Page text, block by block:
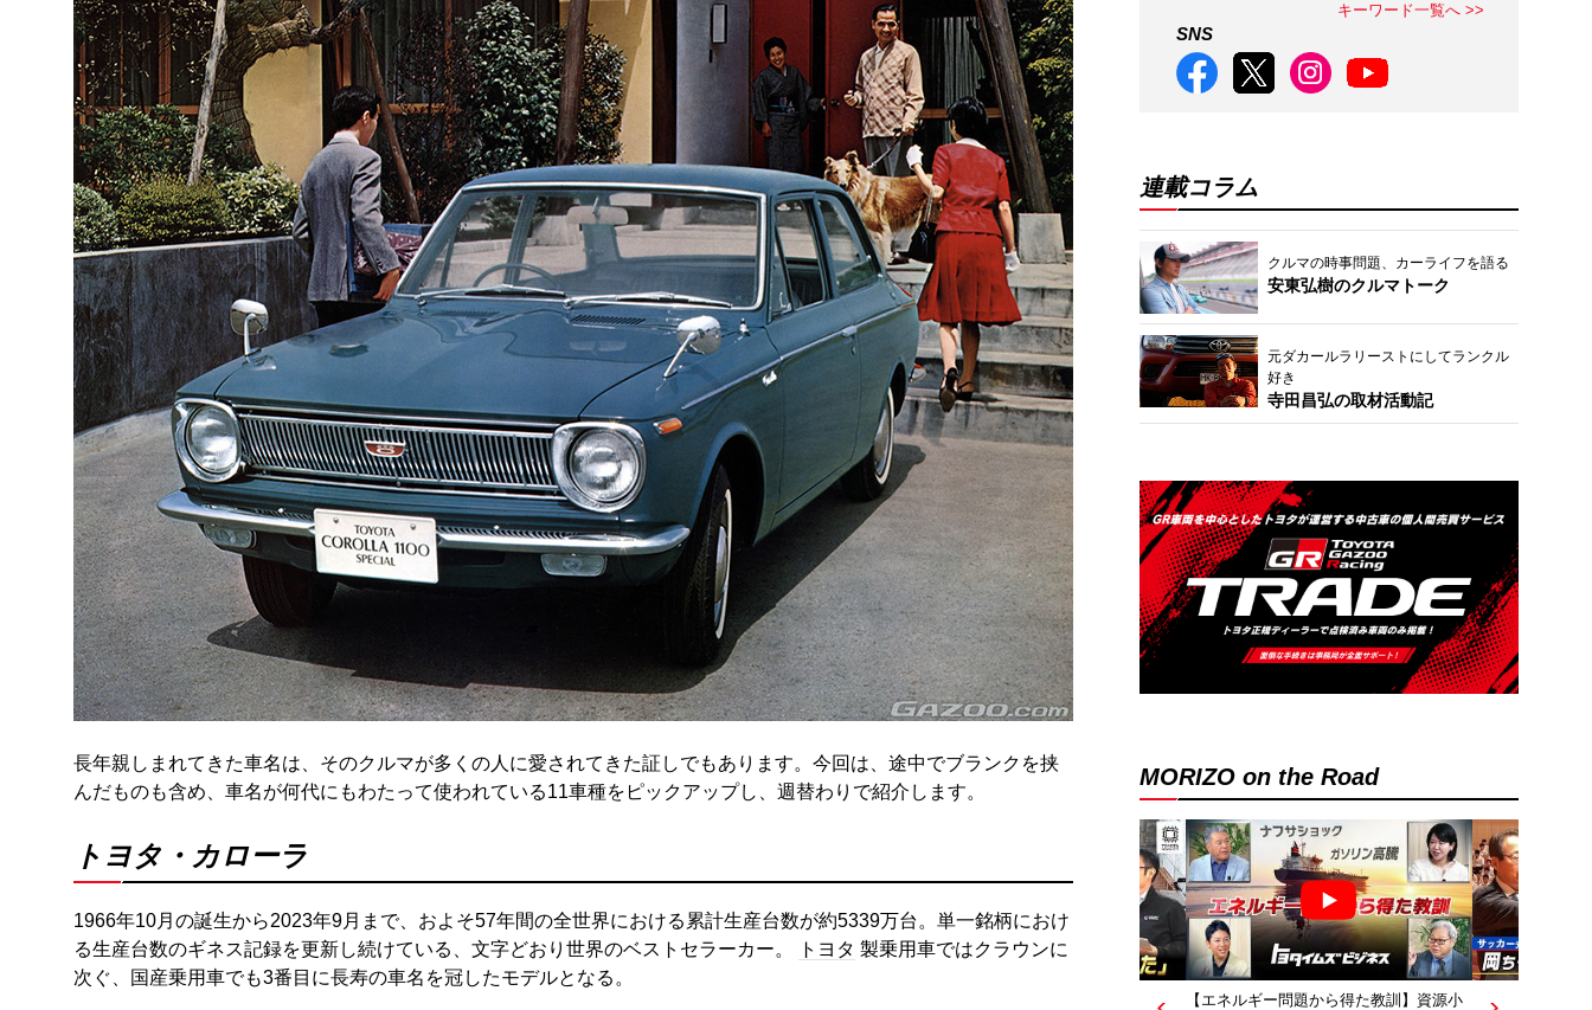
長年親しまれてきた車名は、そのクルマが多くの人に愛されてきた証しでもあります。今回は、途中でブランクを挟
んだものも含め、車名が何代にもわたって使われている11車種をピックアップし、週替わりで紹介します。
トヨタ・カローラ
1966年10月の誕生から2023年9月まで、およそ57年間の全世界における累計生産台数が約5339万台。単一銘柄におけ
る生産台数のギネス記録を更新し続けている、文字どおり世界のベストセラーカー。
トヨタ 製乗用車ではクラウンに
次ぐ、国産乗用車でも3番目に長寿の車名を冠したモデルとなる。
キーワード一覧へ >>
SNS
連載コラム
クルマの時事問題、カーライフを語る
安東弘樹のクルマトーク
元ダカールラリーストにしてランクル
好き
寺田昌弘の取材活動記
MORIZO on the Road
【エネルギー問題から得た教訓】資源小